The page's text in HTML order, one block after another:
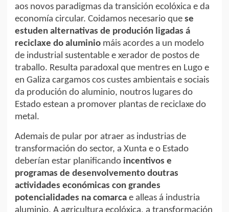
aos novos paradigmas da transición ecolóxica e da
economía circular. Coidamos necesario que se
estuden alternativas de produción ligadas á
reciclaxe do aluminio máis acordes a un modelo
de industrial sustentable e xerador de postos de
traballo. Resulta paradoxal que mentres en Lugo e
en Galiza cargamos cos custes ambientais e sociais
da produción do aluminio, noutros lugares do
Estado estean a promover plantas de reciclaxe do
metal.
Ademais de pular por atraer as industrias de
transformación do sector, a Xunta e o Estado
deberían estar planificando incentivos e
programas de desenvolvemento doutras
actividades económicas con grandes
potencialidades na comarca e alleas á industria
aluminio. A agricultura ecolóxica, a transformación